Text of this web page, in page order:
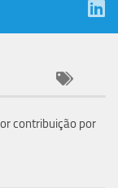
contribuição por